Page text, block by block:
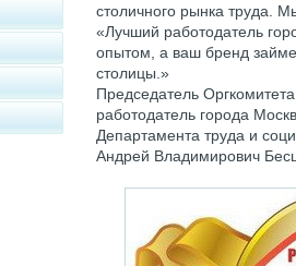
столичного рынка труда.
«Лучший работодатель
опытом, а ваш бренд
столицы.»
Председатель
работодатель города
Департамента труда и
Андрей Владимирович